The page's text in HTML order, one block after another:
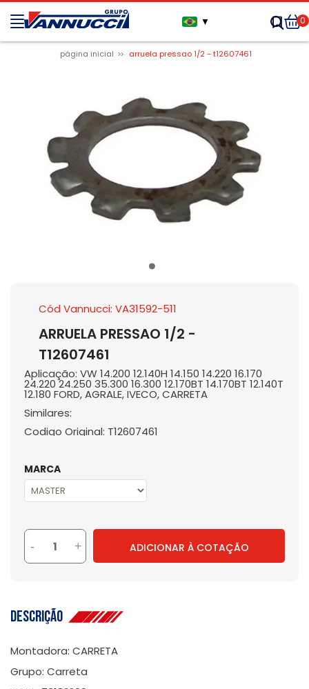
▼ 0
página inicial arruela pressao 1/2 - t12607461
Cód Vannucci: VA31592-511
ARRUELA PRESSAO 1/2 -
T12607461
Aplicação: VW 14.200 12.140H 14.150 14.220 16.170
24.220 24.250 35.300 16.300 12.170BT 14.170BT 12.140T
12.180 FORD, AGRALE, IVECO, CARRETA
Similares:
Codigo Original: T12607461
MARCA
- + ADICIONAR À COTAÇÃO
Descrição
Montadora: CARRETA
Grupo: Carreta